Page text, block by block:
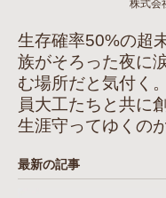
株式会
生存確率50%の超
族がそろった夜に
む場所だと気付く
員大工たちと共に
生涯守ってゆくの
最新の記事